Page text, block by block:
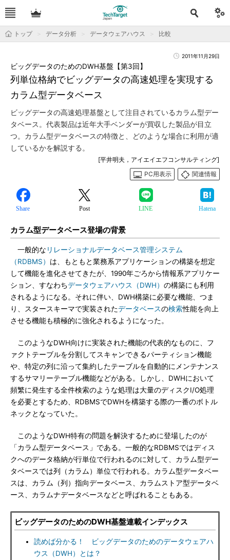
トップ データ分析 データウェアハウス 比較
2011年11月29日
列単位格納でビッグデータの高速処理を実現する
カラム型データベース
ビッグデータのためのDWH基盤【第3回】
ビッグデータの高速処理基盤として注目されているカラム型デー
タベース。代表製品は近年大手ベンダーが買収した製品が目立
つ。カラム型データベースの特徴と、どのような場合に利用が適
しているかを解説する。
[平井明夫，アイエイエフコンサルティング]
PC用表示
関連情報
Share Post LINE Hatena
カラム型データベース登場の背景
一般的な リレーショナルデータベース管理システム
（RDBMS） は、もともと業務系アプリケーションの構築を想定
して機能を進化させてきたが、1990年ごろから情報系アプリケー
ション、すなわちデータウェアハウス（DWH） の構築にも利用
されるようになる。それに伴い、DWH構築に必要な機能、つま
り、スタースキーマで実装されたデータベースの検索性能を向上
させる機能も積極的に強化されるようになった。
このようなDWH向けに実装された機能の代表的なものに、フ
ァクトテーブルを分割してスキャンできるパーティション機能
や、特定の列に沿って集約したテーブルを自動的にメンテナンス
するサマリーテーブル機能などがある。しかし、DWHにおいて
頻繁に発生する全件検索のような処理は大量のディスクI/O処理
を必要とするため、RDBMSでDWHを構築する際の一番のボトル
ネックとなっていた。
このようなDWH特有の問題を解決するために登場したのが
「カラム型データベース」である。一般的なRDBMSではディス
クへのデータ格納が行単位で行われるのに対して、カラム型デー
タベースでは列（カラム）単位で行われる。カラム型データベー
スは、カラム（列）指向データベース、カラムストア型データベ
ース、カラムナデータベースなどと呼ばれることもある。
ビッグデータのためのDWH基盤連載インデックス
読めば分かる！ ビッグデータのためのデータウェアハ
ウス（DWH）とは？